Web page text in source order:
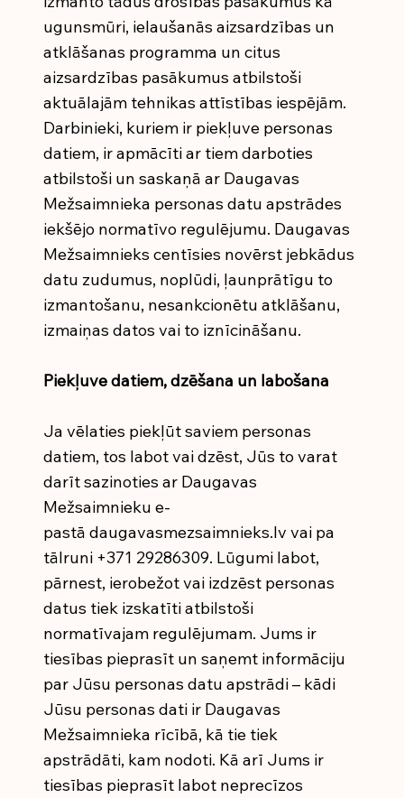
ugunsmūri, ielaušanās aizsardzības un
atklāšanas programma un citus
aizsardzības pasākumus atbilstoši
aktuālajām tehnikas attīstības iespējām.
Darbinieki, kuriem ir piekļuve personas
datiem, ir apmācīti ar tiem darboties
atbilstoši un saskaņā ar Daugavas
Mežsaimnieka personas datu apstrādes
iekšējo normatīvo regulējumu. Daugavas
Mežsaimnieks centīsies novērst jebkādus
datu zudumus, noplūdi, ļaunprātīgu to
izmantošanu, nesankcionētu atklāšanu,
izmaiņas datos vai to iznīcināšanu.
Piekļuve datiem, dzēšana un labošana
Ja vēlaties piekļūt saviem personas
datiem, tos labot vai dzēst, Jūs to varat
darīt sazinoties ar Daugavas
Mežsaimnieku e-
pastā daugavasmezsaimnieks.lv vai pa
tālruni +371 29286309. Lūgumi labot,
pārnest, ierobežot vai izdzēst personas
datus tiek izskatīti atbilstoši
normatīvajam regulējumam. Jums ir
tiesības pieprasīt un saņemt informāciju
par Jūsu personas datu apstrādi – kādi
Jūsu personas dati ir Daugavas
Mežsaimnieka rīcībā, kā tie tiek
apstrādāti, kam nodoti. Kā arī Jums ir
tiesības pieprasīt labot neprecīzos